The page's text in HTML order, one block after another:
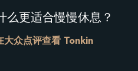
么更适合慢慢休息？
大众点评查看 Tonkin